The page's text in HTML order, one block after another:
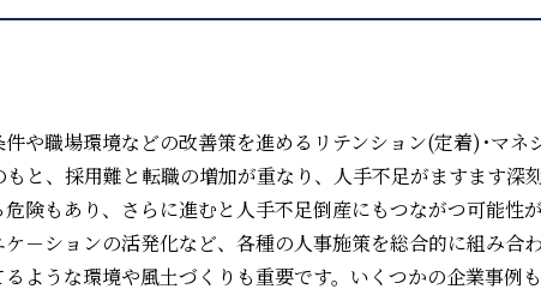
や職場環境などの改善策を進めるリテンション(定着)･マネ
と、採用難と転職の増加が重なり、人手不足がますます深
険もあり、さらに進むと人手不足倒産にもつながつ可能性
－ションの活発化など、各種の人事施策を総合的に組み合
ような環境や風土づくりも重要です。いくつかの企業事例